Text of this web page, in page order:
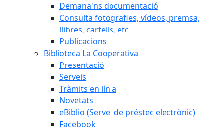
Demana'ns documentació
Consulta fotografies, vídeos, premsa,
llibres, cartells, etc
Publicacions
Biblioteca La Cooperativa
Presentació
Serveis
Tràmits en línia
Novetats
eBiblio (Servei de préstec electrònic)
Facebook